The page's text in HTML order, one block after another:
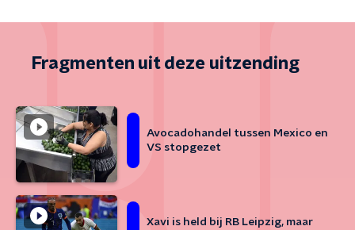
Fragmenten uit deze uitzending
Avocadohandel tussen Mexico en
VS stopgezet
Xavi is held bij RB Leipzig, maar